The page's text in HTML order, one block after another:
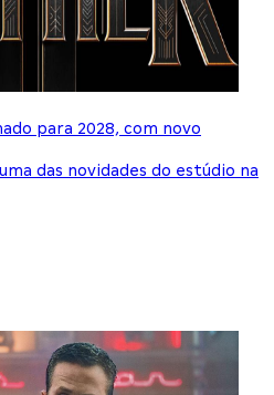
para 2028, com novo
das novidades do estúdio na